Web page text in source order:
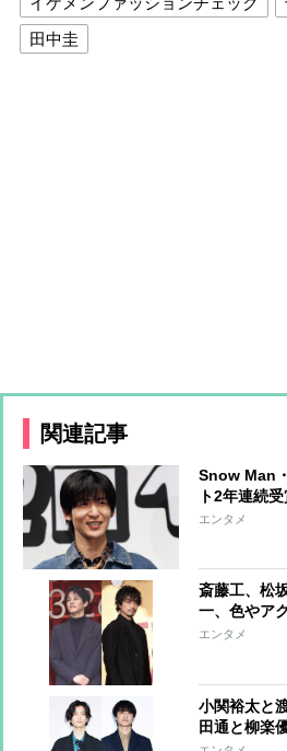
田中圭
関連記事
Snow Man
ト2年連続
告白「喜ん
エンタメ
斎藤工、松
一、色やア
ャケットコー
エンタメ
小関裕太と
田通と柳楽